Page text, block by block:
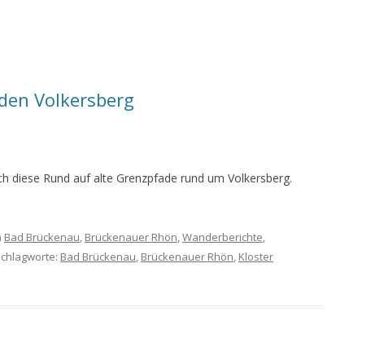
Volkersberg
diese Rund auf alte Grenzpfade rund um Volkersberg.
Bad Brückenau, Brückenauer Rhön,Wanderberichte,
Bad Brückenau, Brückenauer Rhön, Kloster